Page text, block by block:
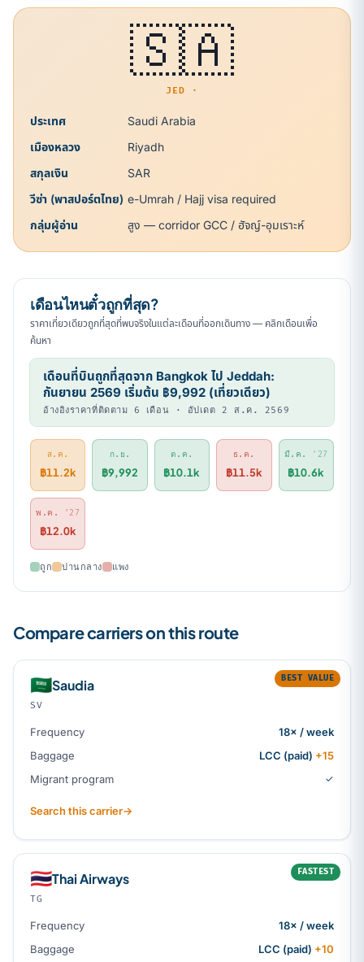
🇸🇦
JED ·
ประเทศ
Saudi Arabia
เมืองหลวง
Riyadh
สกุลเงิน
SAR
วีซ่า (พาสปอร์ตไทย) e-Umrah / Hajj visa required
กลุ่มผู้อ่าน
สูง — corridor GCC / ฮัจญ์-อุมเราะห์
เดือนไหนตั๋วถูกที่สุด?
ราคาเที่ยวเดียวถูกที่สุดที่พบจริงในแต่ละเดือนที่ออกเดินทาง — คลิกเดือนเพื่อ
ค้นหา
เดือนที่บินถูกที่สุดจาก Bangkok ไป Jeddah:
กันยายน 2569 เริ่มต้น ฿9,992 (เที่ยวเดียว)
อ้างอิงราคาที่ติดตาม 6 เดือน · อัปเดต 2 ส.ค. 2569
ส.ค.
฿11.2k
ก.ย.
฿9,992
ต.ค.
฿10.1k
ธ.ค.
฿11.5k
มี.ค. '27
฿10.6k
พ.ค. '27
฿12.0k
ถูก ปานกลาง แพง
Compare carriers on this route
BEST VALUE
🇸🇦Saudia
SV
Frequency
18× / week
Baggage
LCC (paid) +15
Migrant program
✓
Search this carrier→
FASTEST
🇹🇭Thai Airways
TG
Frequency
18× / week
Baggage
LCC (paid) +10